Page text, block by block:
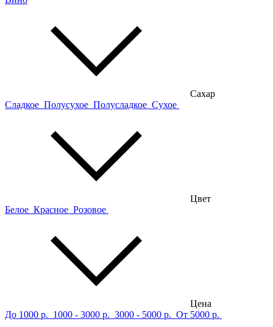
Сахар
Сладкое Полусухое Полусладкое Сухое
Цвет
Белое Красное Розовое
Цена
До 1000 р. 1000 - 3000 р. 3000 - 5000 р. От 5000 р.